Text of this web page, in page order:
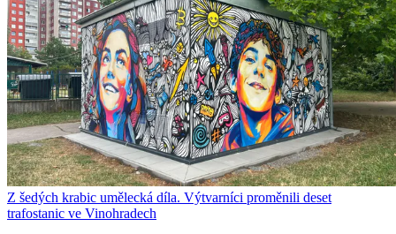
Z šedých krabic umělecká díla. Výtvarníci proměnili deset
trafostanic ve Vinohradech